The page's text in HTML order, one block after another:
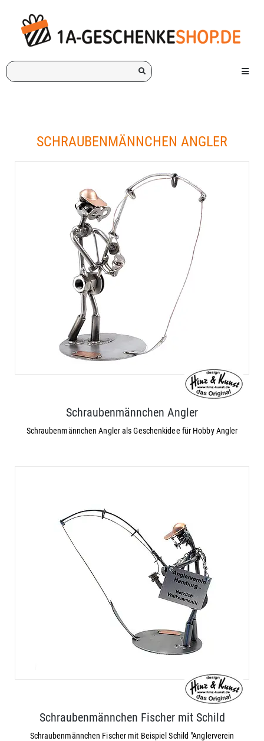
Ich
suche
Menü
SCHRAUBENMÄNNCHEN ANGLER
Schraubenmännchen Angler
Schraubenmännchen Angler als Geschenkidee für Hobby Angler
Schraubenmännchen Fischer mit Schild
Schraubenmännchen Fischer mit Beispiel Schild "Anglerverein